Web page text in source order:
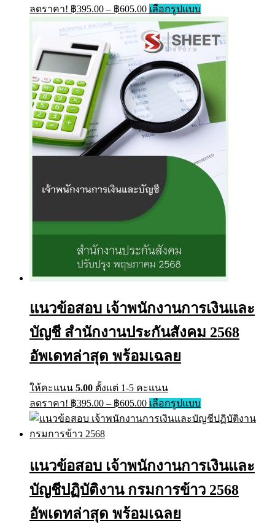
ลดราคา! ฿395.00 – ฿605.00Price
range:
฿395.00
through
฿605.00
เลือกรูปแบบThis
product
has
multiple
The
options
may
be
chosen
on
the
แนวข้อสอบ เจ้าพนักงานการเงินและ
บัญชี สำนักงานประกันสังคม 2568
อัพเดทล่าสุด พร้อมเฉลย
ให้คะแนน 5.00 ตั้งแต่ 1-5 คะแนน
ลดราคา! ฿395.00 – ฿605.00Price
range:
฿395.00
เลือกรูปแบบThis
product
has
options
be
chosen
แนวข้อสอบ เจ้าพนักงานการเงินและ
บัญชีปฏิบัติงาน กรมการข้าว 2568
อัพเดทล่าสุด พร้อมเฉลย